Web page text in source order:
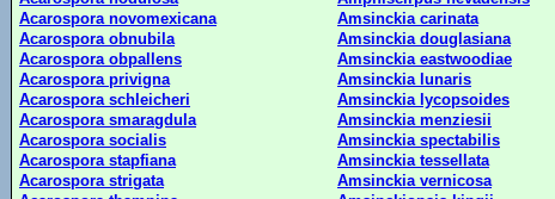
Acarospora novomexicana
Amsinckia carinata
Acarospora obnubila
Amsinckia douglasiana
Acarospora obpallens
Amsinckia eastwoodiae
Acarospora privigna
Amsinckia lunaris
Acarospora schleicheri
Amsinckia lycopsoides
Acarospora smaragdula
Amsinckia menziesii
Acarospora socialis
Amsinckia spectabilis
Acarospora stapfiana
Amsinckia tessellata
Acarospora strigata
Amsinckia vernicosa